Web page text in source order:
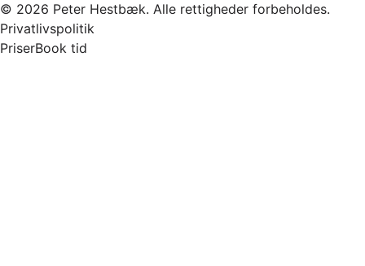
© 2026 Peter Hestbæk. Alle rettigheder forbeholdes.
Privatlivspolitik
PriserBook tid